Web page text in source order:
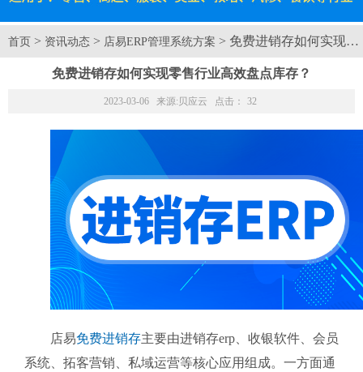
首页 > 资讯动态 > 店易ERP管理系统方案 > 免费进销存如何实现
免费进销存如何实现零售行业高效盘点库存？
2023-03-06 来源: 贝应云 点击： 32
店易免费进销存主要由进销存erp、收银软件、会员
系统、拓客营销、私域运营等核心应用组成。一方面通